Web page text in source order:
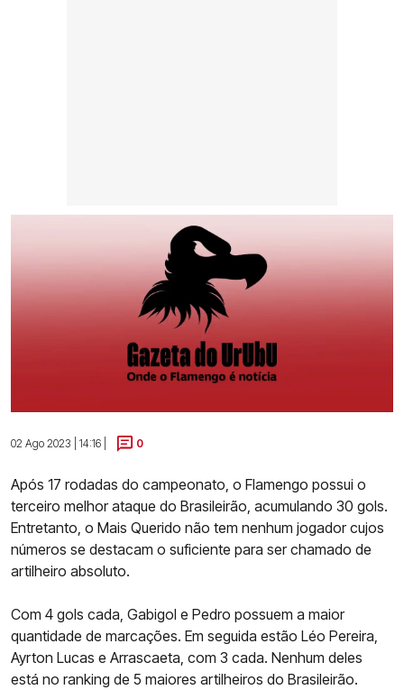
02 Ago 2023 | 14:16 | 0
Após 17 rodadas do campeonato, o Flamengo possui o
terceiro melhor ataque do Brasileirão, acumulando 30 gols.
Entretanto, o Mais Querido não tem nenhum jogador cujos
números se destacam o suficiente para ser chamado de
artilheiro absoluto.
Com 4 gols cada, Gabigol e Pedro possuem a maior
quantidade de marcações. Em seguida estão Léo Pereira,
Ayrton Lucas e Arrascaeta, com 3 cada. Nenhum deles
está no ranking de 5 maiores artilheiros do Brasileirão.